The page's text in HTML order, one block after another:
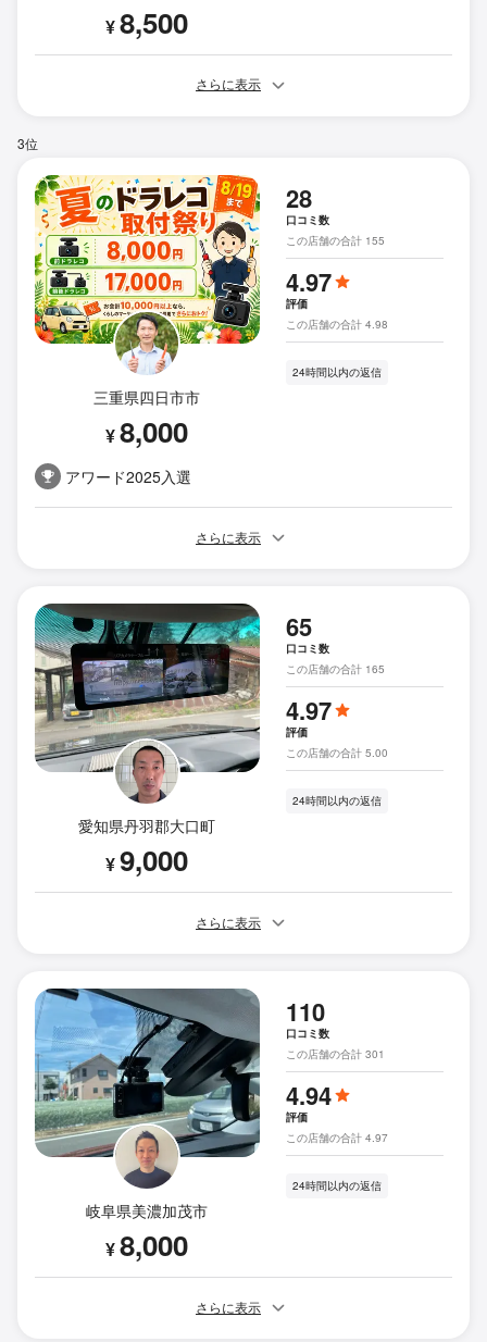
¥8,500
さらに表示
3位
三重県四日市市
¥8,000
アワード2025入選
28
口コミ数
この店舗の合計 155
4.97
評価
この店舗の合計 4.98
24時間以内の返信
さらに表示
愛知県丹羽郡大口町
¥9,000
65
口コミ数
この店舗の合計 165
4.97
評価
この店舗の合計 5.00
24時間以内の返信
さらに表示
岐阜県美濃加茂市
¥8,000
110
口コミ数
この店舗の合計 301
4.94
評価
この店舗の合計 4.97
24時間以内の返信
さらに表示